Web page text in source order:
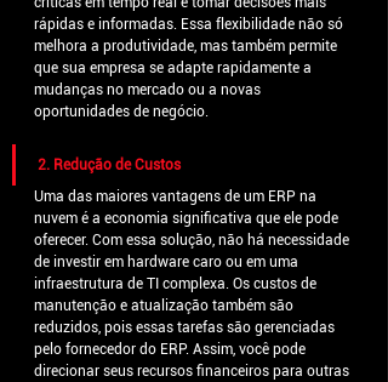
rápidas e informadas. Essa flexibilidade não só
melhora a produtividade, mas também permite
que sua empresa se adapte rapidamente a
mudanças no mercado ou a novas
oportunidades de negócio.
2. Redução de Custos
Uma das maiores vantagens de um ERP na
nuvem é a economia significativa que ele pode
oferecer. Com essa solução, não há necessidade
de investir em hardware caro ou em uma
infraestrutura de TI complexa. Os custos de
manutenção e atualização também são
reduzidos, pois essas tarefas são gerenciadas
pelo fornecedor do ERP. Assim, você pode
direcionar seus recursos financeiros para outras